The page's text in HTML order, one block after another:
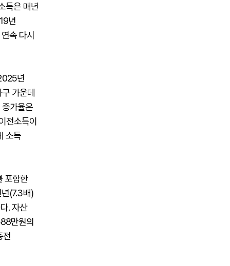
득은 매년
년
속 다시
년
가운데
가율은
전소득이
소득
포함한
(7.3배)
. 자산
만원의
전